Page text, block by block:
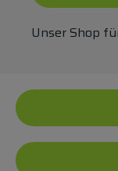
Unser Shop